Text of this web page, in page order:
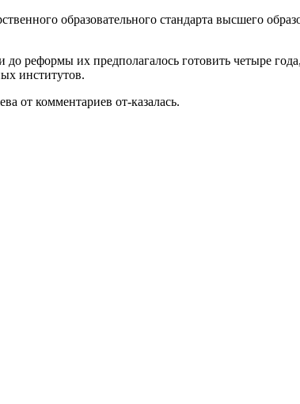
образовательного стандарта высшего
реформы их предполагалось готовить четыре
институтов.
от комментариев от-казалась.